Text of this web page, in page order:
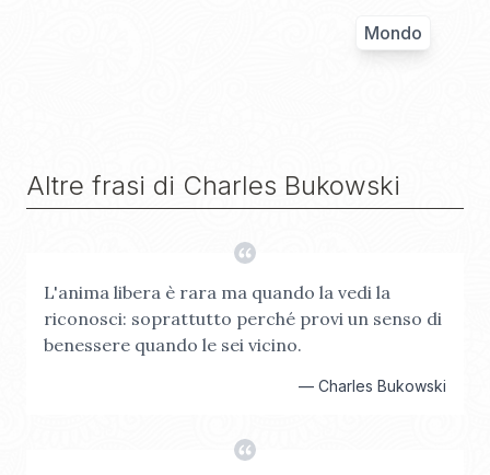
Mondo
Altre frasi di Charles Bukowski
L'anima libera è rara ma quando la vedi la
riconosci: soprattutto perché provi un senso di
benessere quando le sei vicino.
— Charles Bukowski